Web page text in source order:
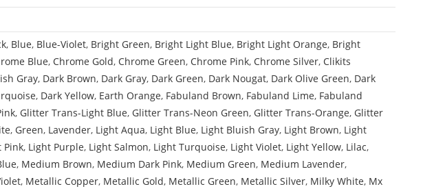
, Blue, Blue-Violet, Bright Green, Bright Light Blue, Bright Light Orange, Bright
Blue, Chrome Gold, Chrome Green, Chrome Pink, Chrome Silver, Clikits
Gray, Dark Brown, Dark Gray, Dark Green, Dark Nougat, Dark Olive Green, Dark
, Dark Yellow, Earth Orange, Fabuland Brown, Fabuland Lime, Fabuland
, Glitter Trans-Light Blue, Glitter Trans-Neon Green, Glitter Trans-Orange, Glitter
, Green, Lavender, Light Aqua, Light Blue, Light Bluish Gray, Light Brown, Light
Pink, Light Purple, Light Salmon, Light Turquoise, Light Violet, Light Yellow, Lilac,
, Medium Brown, Medium Dark Pink, Medium Green, Medium Lavender,
, Metallic Copper, Metallic Gold, Metallic Green, Metallic Silver, Milky White, Mx